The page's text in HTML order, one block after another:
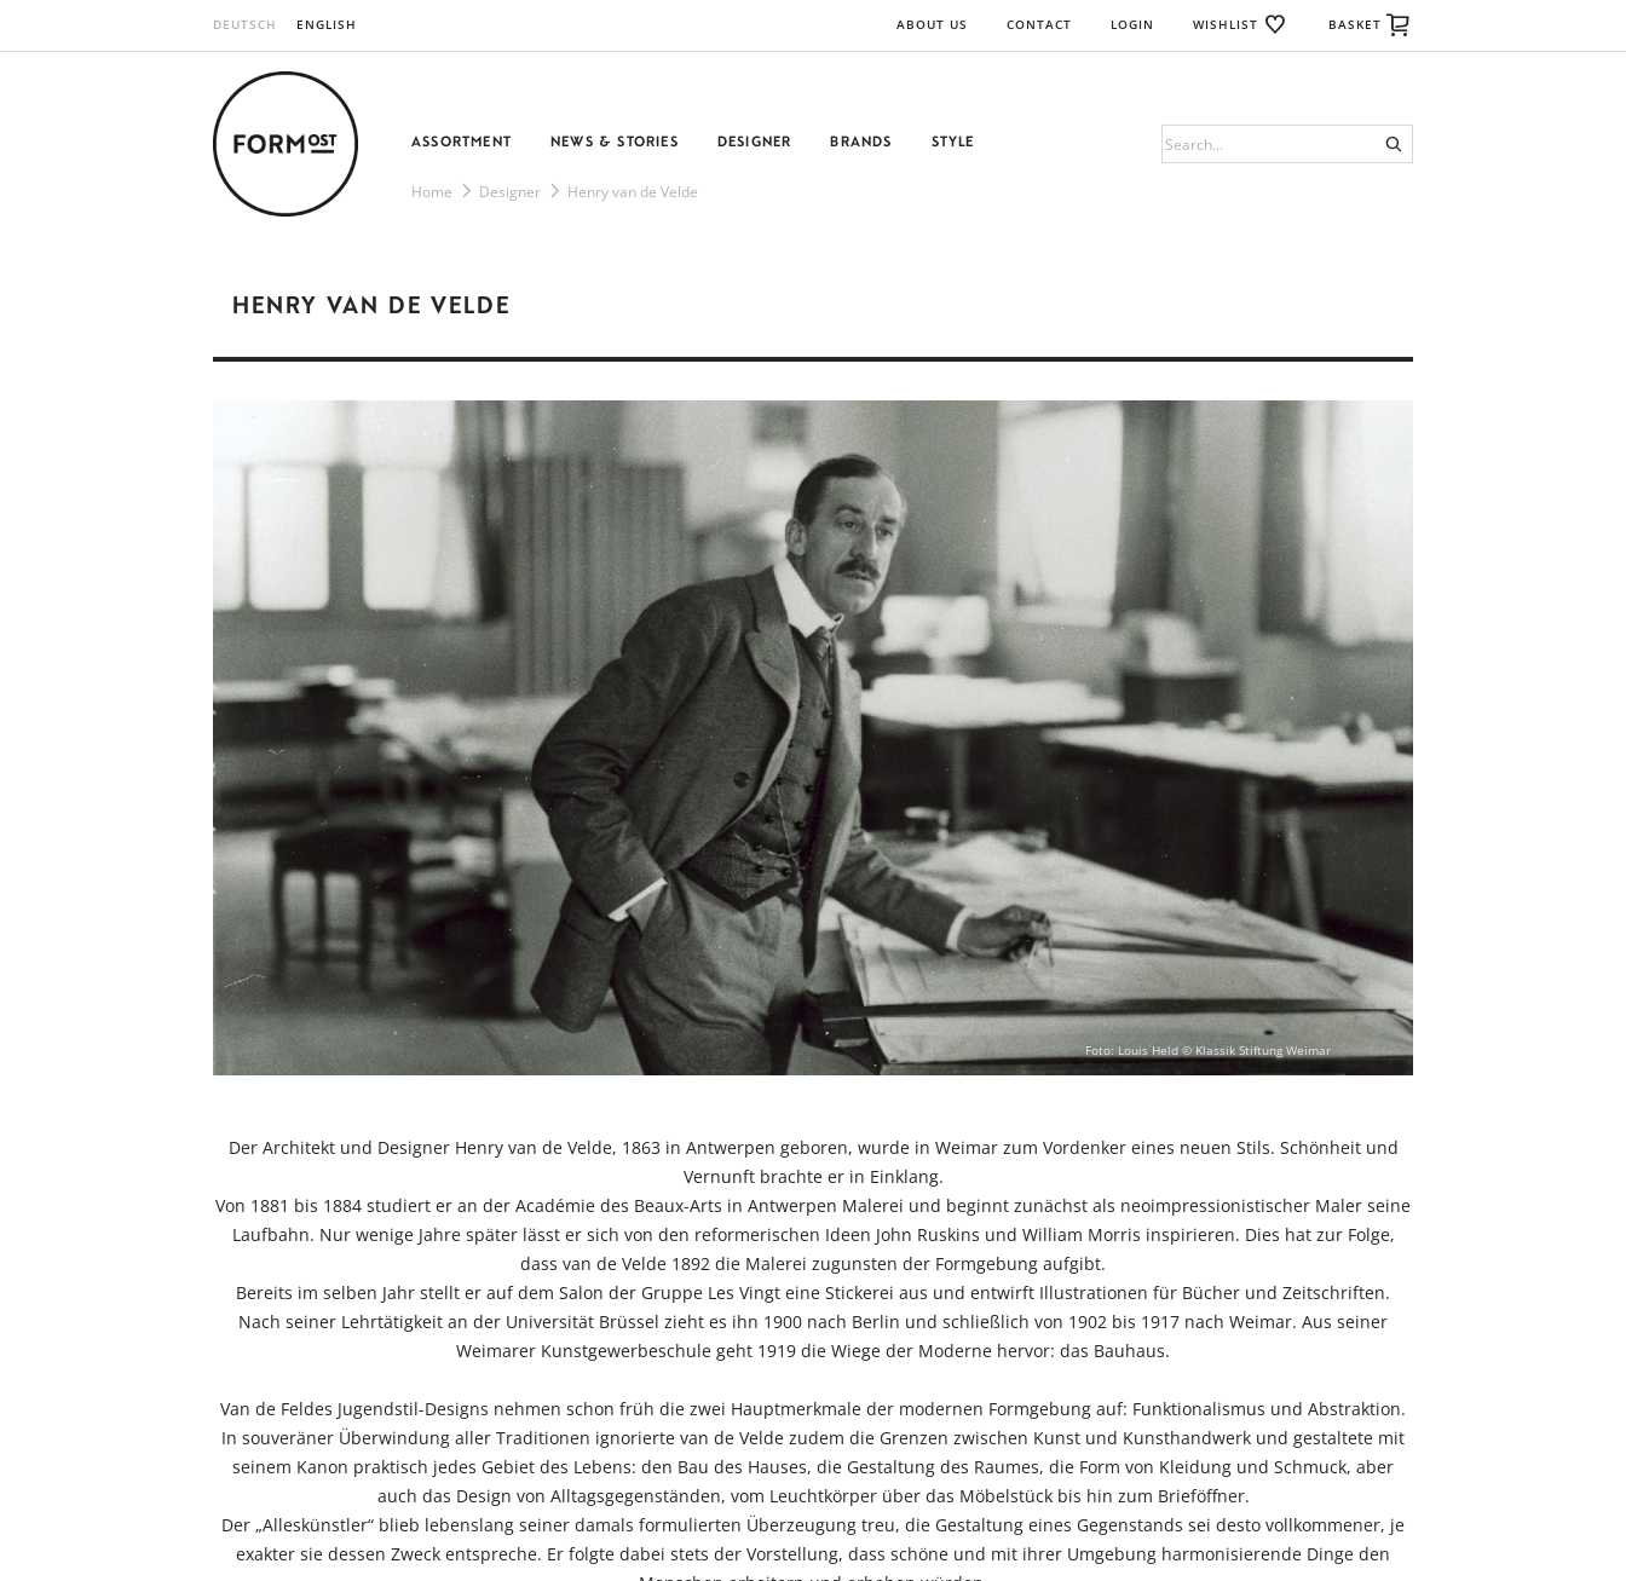
DEUTSCH ENGLISH ABOUT US CONTACT LOGIN WISHLIST BASKET
ASSORTMENT NEWS & STORIES DESIGNER BRANDS STYLE
Home Designer Henry van de Velde
HENRY VAN DE VELDE
Foto: Louis Held © Klassik Stiftung Weimar
Der Architekt und Designer Henry van de Velde, 1863 in Antwerpen geboren, wurde in Weimar zum Vordenker eines neuen Stils. Schönheit und
Vernunft brachte er in Einklang.
Von 1881 bis 1884 studiert er an der Académie des Beaux-Arts in Antwerpen Malerei und beginnt zunächst als neoimpressionistischer Maler seine
Laufbahn. Nur wenige Jahre später lässt er sich von den reformerischen Ideen John Ruskins und William Morris inspirieren. Dies hat zur Folge,
dass van de Velde 1892 die Malerei zugunsten der Formgebung aufgibt.
Bereits im selben Jahr stellt er auf dem Salon der Gruppe Les Vingt eine Stickerei aus und entwirft Illustrationen für Bücher und Zeitschriften.
Nach seiner Lehrtätigkeit an der Universität Brüssel zieht es ihn 1900 nach Berlin und schließlich von 1902 bis 1917 nach Weimar. Aus seiner
Weimarer Kunstgewerbeschule geht 1919 die Wiege der Moderne hervor: das Bauhaus.
Van de Feldes Jugendstil-Designs nehmen schon früh die zwei Hauptmerkmale der modernen Formgebung auf: Funktionalismus und Abstraktion.
In souveräner Überwindung aller Traditionen ignorierte van de Velde zudem die Grenzen zwischen Kunst und Kunsthandwerk und gestaltete mit
seinem Kanon praktisch jedes Gebiet des Lebens: den Bau des Hauses, die Gestaltung des Raumes, die Form von Kleidung und Schmuck, aber
auch das Design von Alltagsgegenständen, vom Leuchtkörper über das Möbelstück bis hin zum Brieföffner.
Der „Alleskünstler“ blieb lebenslang seiner damals formulierten Überzeugung treu, die Gestaltung eines Gegenstands sei desto vollkommener, je
exakter sie dessen Zweck entspreche. Er folgte dabei stets der Vorstellung, dass schöne und mit ihrer Umgebung harmonisierende Dinge den